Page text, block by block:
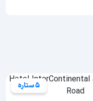
5 ستاره